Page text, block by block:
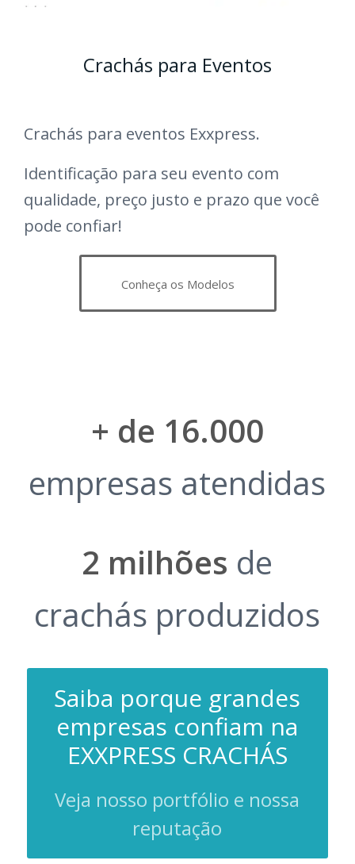
Crachás para Eventos
Crachás para eventos Exxpress.
Identificação para seu evento com
qualidade, preço justo e prazo que você
pode confiar!
Conheça os Modelos
+ de 16.000
empresas atendidas
2 milhões de
crachás produzidos
Saiba porque grandes
empresas confiam na
EXXPRESS CRACHÁS
Veja nosso portfólio e nossa
reputação